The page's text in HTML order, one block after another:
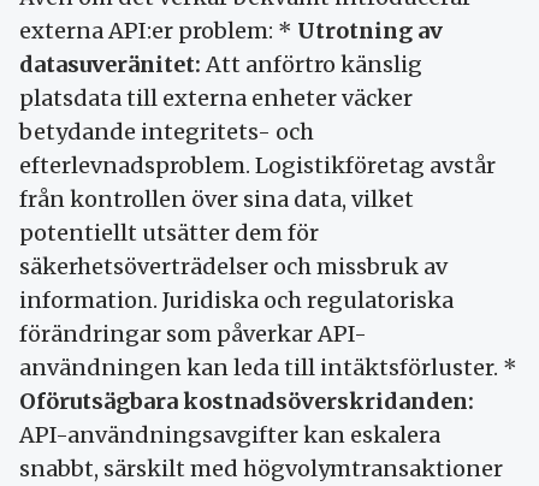
externa API:er problem: * Utrotning av
datasuveränitet:Att anförtro känslig
platsdata till externa enheter väcker
betydande integritets- och
efterlevnadsproblem. Logistikföretag avstår
från kontrollen över sina data, vilket
potentiellt utsätter dem för
säkerhetsöverträdelser och missbruk av
information. Juridiska och regulatoriska
förändringar som påverkar API-
användningen kan leda till intäktsförluster. *
Oförutsägbara kostnadsöverskridanden:
API-användningsavgifter kan eskalera
snabbt, särskilt med högvolymtransaktioner